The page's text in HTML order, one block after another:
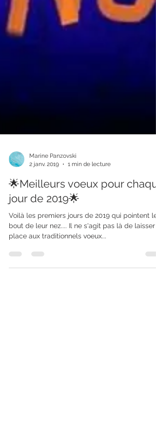
2 janv. 2019
1 min de lecture
🌟Meilleurs voeux pour
jour de 2019🌟
Voilà les premiers jours de 2019 qui pointent le
place aux traditionnels voeux...